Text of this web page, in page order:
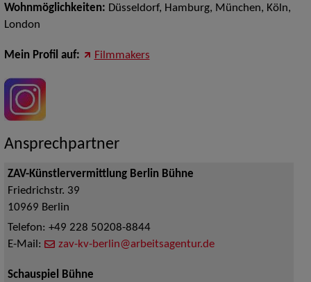
Wohnmöglichkeiten: Düsseldorf, Hamburg, München, Köln,
London
Mein Profil auf: Filmmakers
Ansprechpartner
ZAV-Künstlervermittlung Berlin Bühne
Friedrichstr. 39
10969 Berlin
Telefon: +49 228 50208-8844
E-Mail:
zav-kv-berlin@arbeitsagentur.de
Schauspiel Bühne